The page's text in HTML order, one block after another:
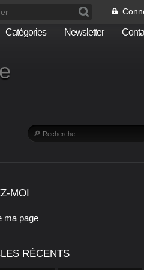
Catégories Newsletter
MOI
ma page
RÉCENTS